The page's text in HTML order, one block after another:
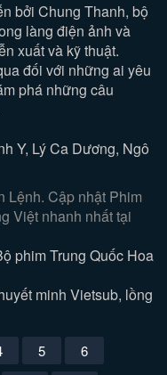
bởi Chung Thanh, bộ
làng điện ảnh và
xuất và kỹ thuật.
đối với những ai yêu
phá những câu
Y, Lý Ca Dương, Ngô
Lệnh. Cập nhật Phim
Việt nhanh nhất tại
phim Trung Quốc Hoa
minh Vietsub, lồng
5
6